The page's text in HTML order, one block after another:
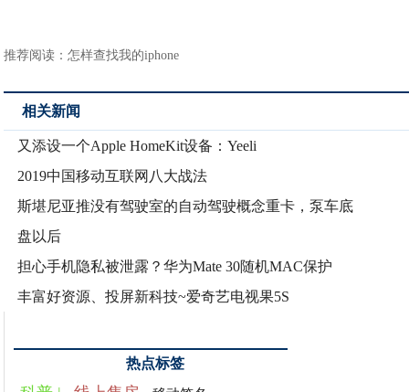
推荐阅读：怎样查找我的iphone
相关新闻
又添设一个Apple HomeKit设备：Yeeli
2019中国移动互联网八大战法
斯堪尼亚推没有驾驶室的自动驾驶概念重卡，泵车底
盘以后
担心手机隐私被泄露？华为Mate 30随机MAC保护
丰富好资源、投屏新科技~爱奇艺电视果5S
热点标签